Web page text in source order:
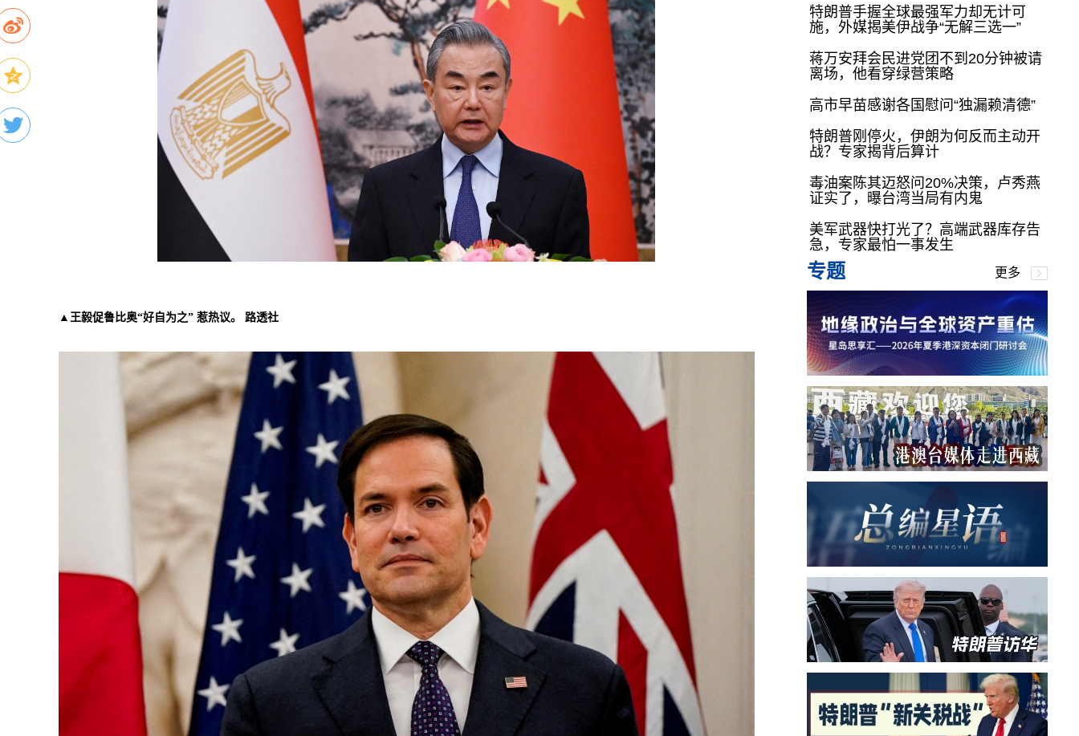
▲王毅促鲁比奥“好自为之” 惹热议。 路透社
特朗普手握全球最强军力却无计可
施，外媒揭美伊战争“无解三选一”
蒋万安拜会民进党团不到20分钟被请
离场，他看穿绿营策略
高市早苗感谢各国慰问“独漏赖清德”
特朗普刚停火，伊朗为何反而主动开
战？专家揭背后算计
毒油案陈其迈怒问20%决策，卢秀燕
证实了，曝台湾当局有内鬼
美军武器快打光了？高端武器库存告
急，专家最怕一事发生
专题 更多